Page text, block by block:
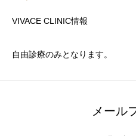
VIVACE CLINIC情報
自由診療のみとなります。
メール